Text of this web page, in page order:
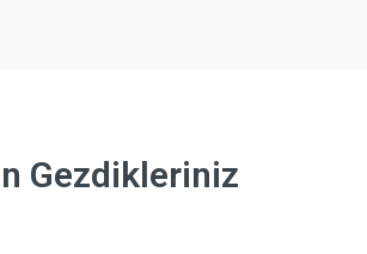
Gezdikleriniz